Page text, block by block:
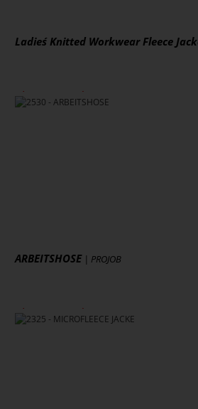
Ladies´ Knitted Workwear Fleece
ab 50,80 € *
ARBEITSHOSE| PROJOB
ab 45,28 € *